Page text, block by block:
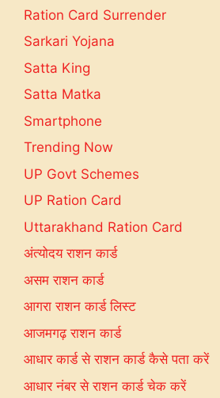
Ration Card Surrender
Sarkari Yojana
Satta King
Satta Matka
Smartphone
Trending Now
UP Govt Schemes
UP Ration Card
Uttarakhand Ration Card
अंत्योदय राशन कार्ड
असम राशन कार्ड
आगरा राशन कार्ड लिस्ट
आजमगढ़ राशन कार्ड
आधार कार्ड से राशन कार्ड कैसे पता करें
आधार नंबर से राशन कार्ड चेक करें